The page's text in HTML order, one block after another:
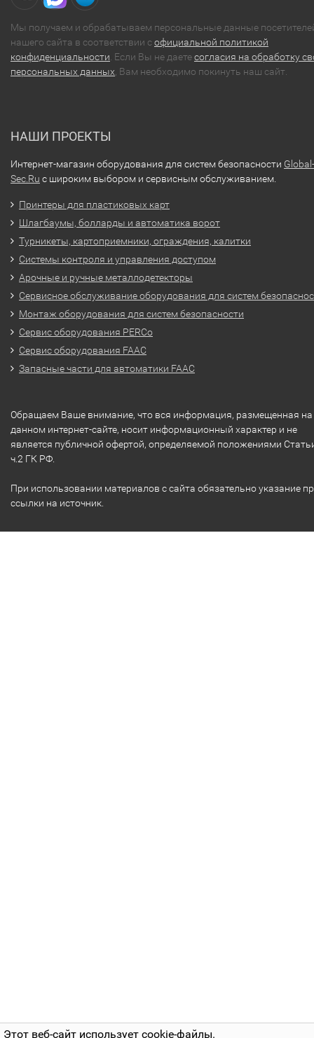
Этот веб-сайт использует cookie-файлы.
Мы получаем и обрабатываем персональные данные
нашего сайта в соответствии софициальной политикой
конфиденциальности . Если Вы не даетесогласия на обработку
персональных данных , Вам необходимо покинуть наш сайт.
НАШИ ПРОЕКТЫ
Интернет-магазин оборудования для систем безопасности Global-
Sec.Ru с широким выбором и сервисным обслуживанием.
Принтеры для пластиковых карт
Шлагбаумы, болларды и автоматика ворот
Турникеты, картоприемники, ограждения, калитки
Системы контроля и управления доступом
Арочные и ручные металлодетекторы
Сервисное обслуживание оборудования для систем
Монтаж оборудования для систем безопасности
Сервис оборудования PERCo
Сервис оборудования FAAC
Запасные части для автоматики FAAC
Обращаем Ваше внимание, что вся информация, размещенная на
данном интернет-сайте, носит информационный характер и не
является публичной офертой, определяемой положениями
ч.2 ГК РФ.
При использовании материалов с сайта обязательно указание
ссылки на источник.